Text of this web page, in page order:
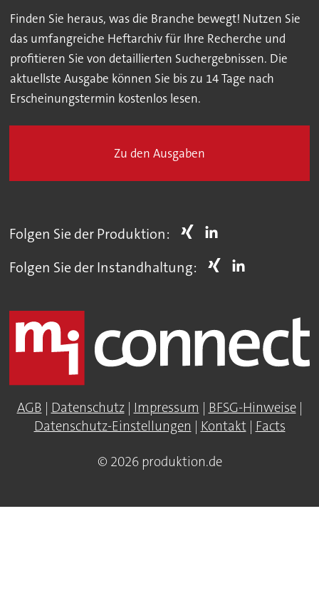
Finden Sie heraus, was die Branche bewegt! Nutzen Sie
das umfangreiche Heftarchiv für Ihre Recherche und
profitieren Sie von detaillierten Suchergebnissen. Die
aktuellste Ausgabe können Sie bis zu 14 Tage nach
Erscheinungstermin kostenlos lesen.
Zu den Ausgaben
Folgen Sie der Produktion:
Folgen Sie der Instandhaltung:
AGB | Datenschutz| Impressum | BFSG-Hinweise|
Datenschutz-Einstellungen | Kontakt| Facts
© 2026 produktion.de